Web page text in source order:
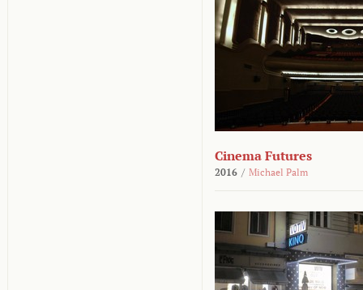
Cinema Futures
2016 / Michael Palm